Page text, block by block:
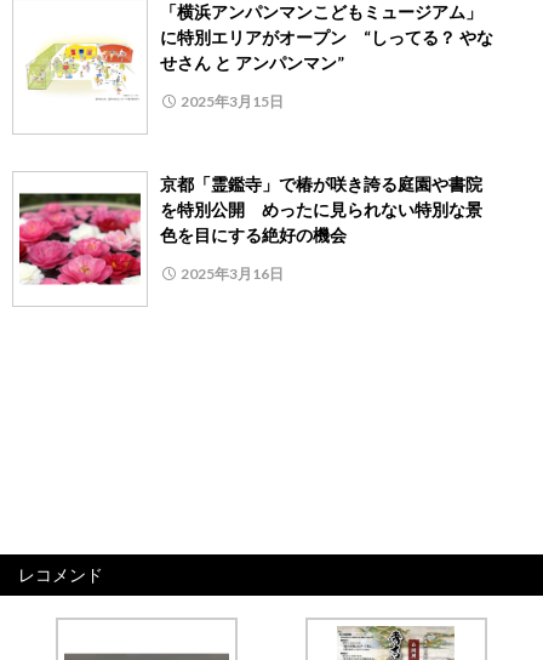
「横浜アンパンマンこどもミュージアム」
に特別エリアがオープン “しってる？ やな
せさん と アンパンマン”
2025年3月15日
京都「霊鑑寺」で椿が咲き誇る庭園や書院
を特別公開 めったに見られない特別な景
色を目にする絶好の機会
2025年3月16日
レコメンド